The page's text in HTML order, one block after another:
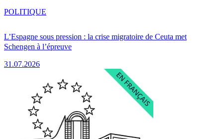
L’Espagne sous pression : la crise migratoire de Ceuta met
Schengen à l’épreuve
31.07.2026
POLITIQUE